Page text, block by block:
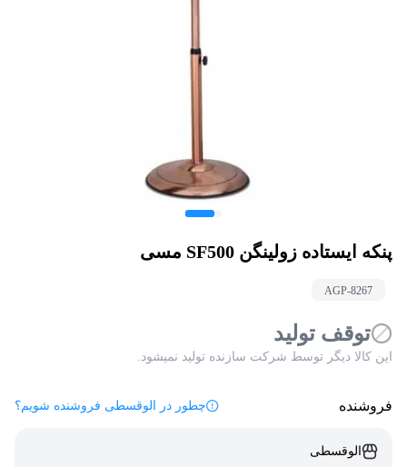
پنکه ایستاده زولینگن SF500 مسی
AGP-8267
توقف تولید
این کالا دیگر توسط شرکت سازنده تولید نمیشود.
فروشنده چطور در الوقسطی فروشنده شویم؟
الوقسطی